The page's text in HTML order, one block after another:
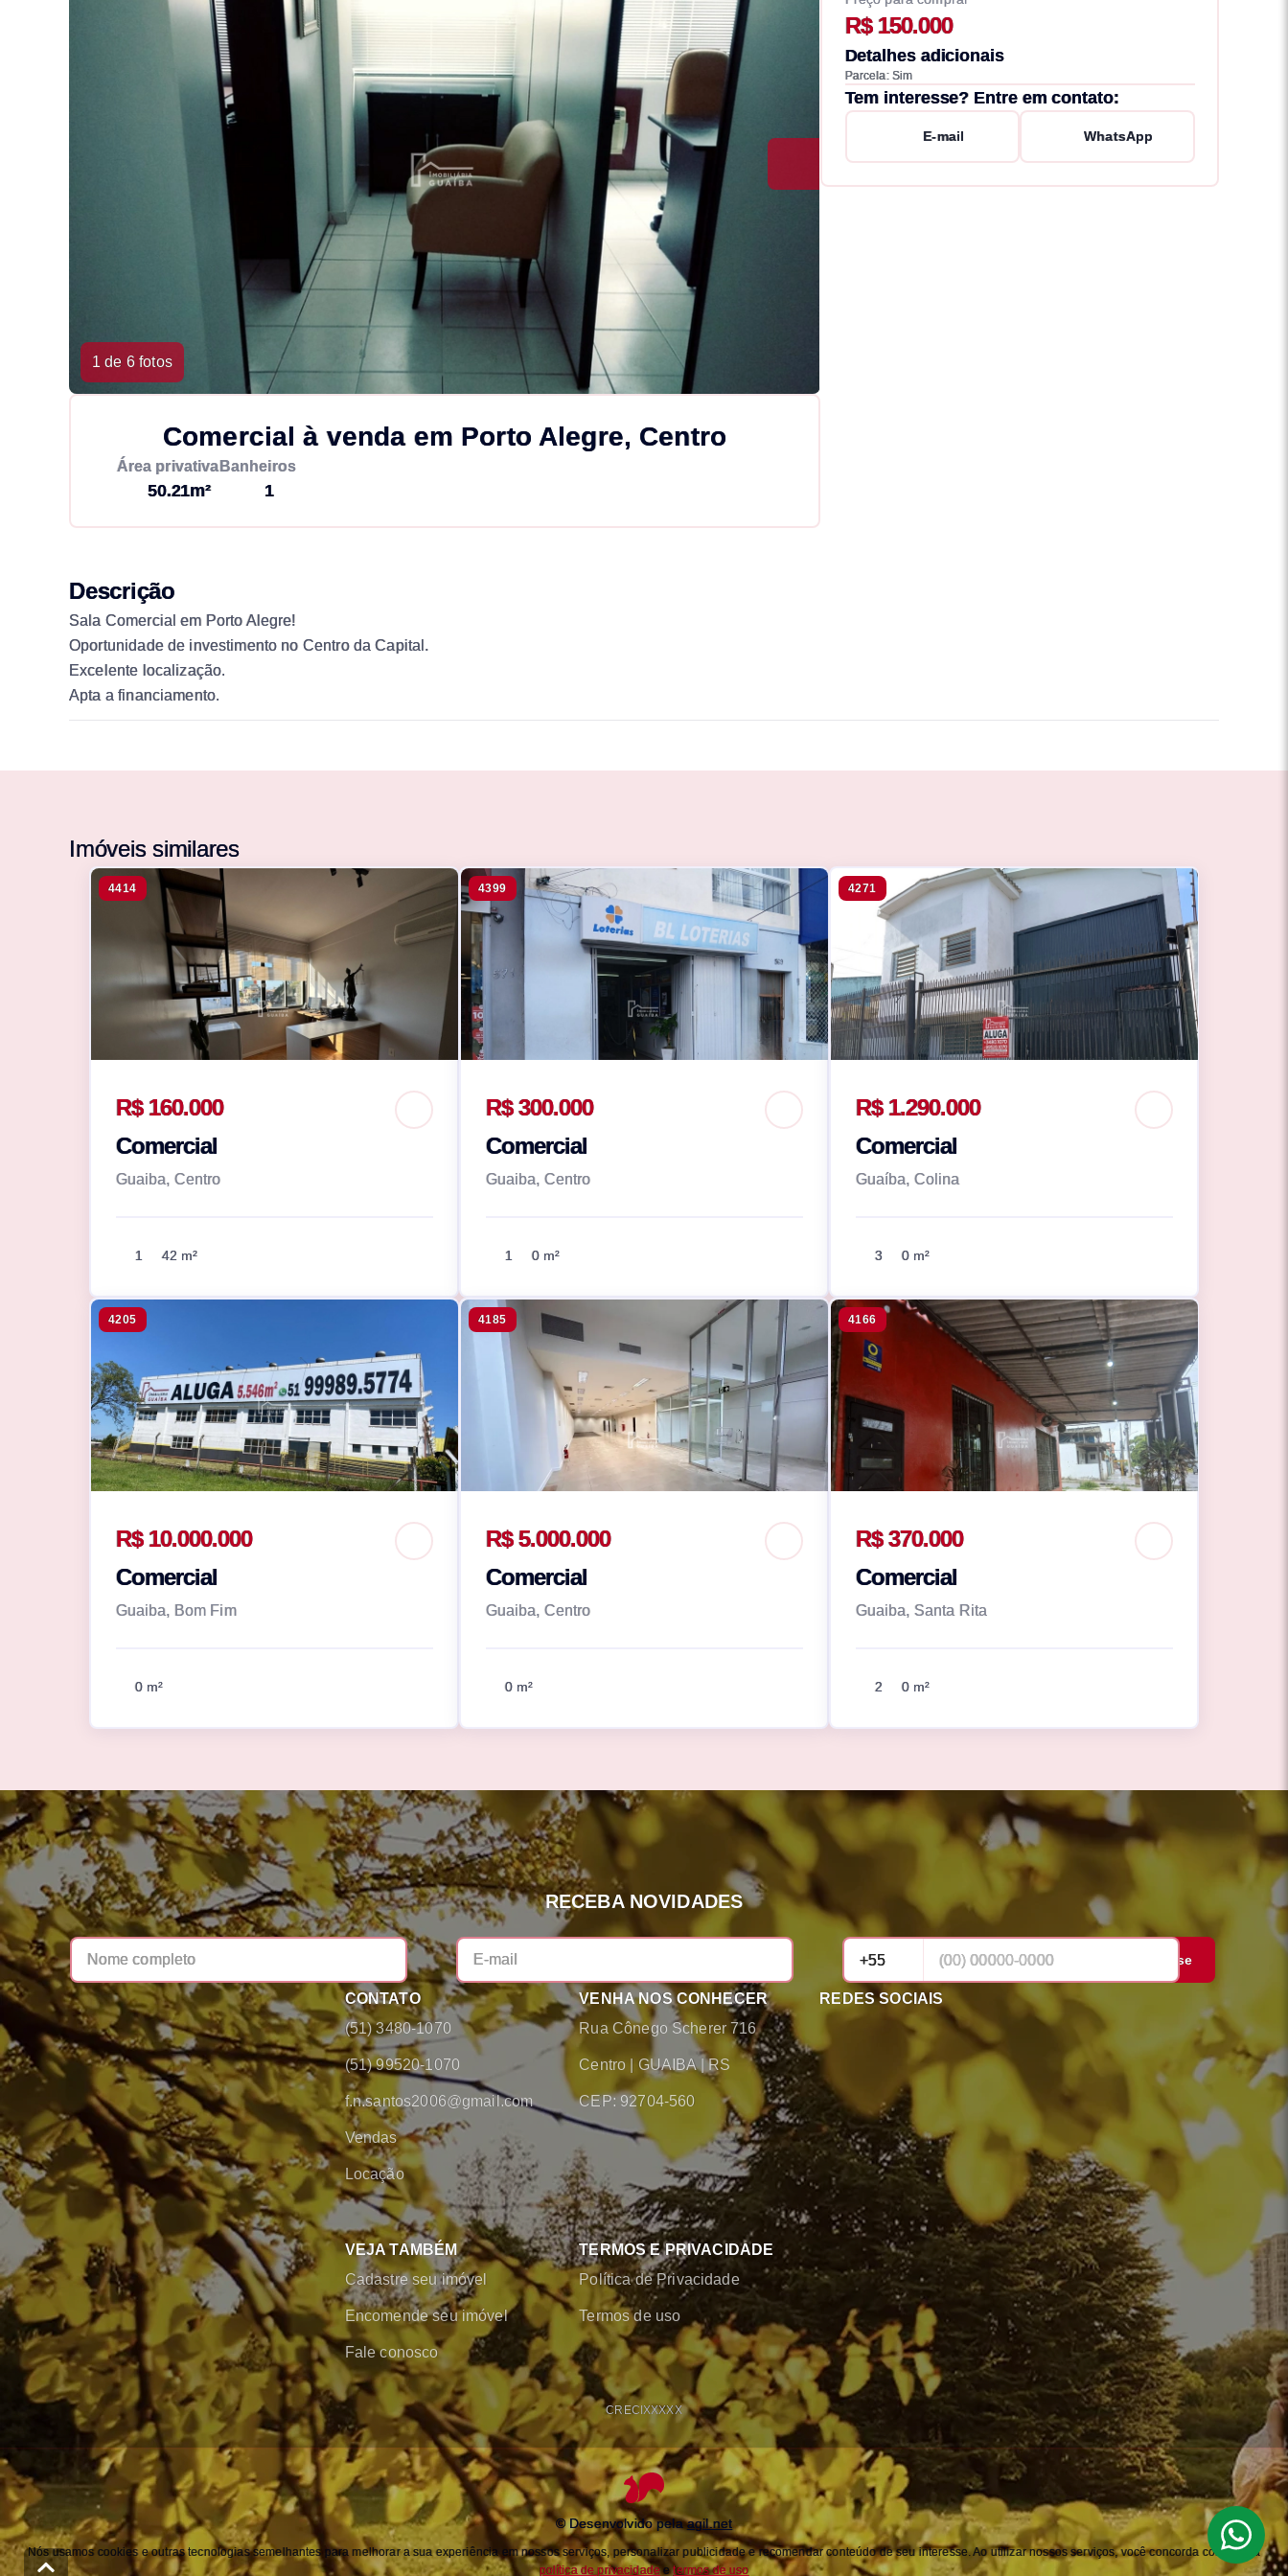
1 de 6 fotos
Comercial à venda em Porto Alegre, Centro
Área privativa
50.21m²
Banheiros
1
R$ 150.000
Detalhes adicionais
Parcela: Sim
Tem interesse? Entre em contato:
E-mail WhatsApp
Descrição
Sala Comercial em Porto Alegre!
Oportunidade de investimento no Centro da Capital.
Excelente localização.
Apta a financiamento.
Imóveis similares
4414
R$ 160.000
Comercial
Guaiba, Centro
1 42 m²
4399
R$ 300.000
Comercial
Guaiba, Centro
1 0 m²
4271
R$ 1.290.000
Comercial
Guaíba, Colina
3 0 m²
4205
R$ 10.000.000
Comercial
Guaiba, Bom Fim
0 m²
4185
R$ 5.000.000
Comercial
Guaiba, Centro
0 m²
4166
R$ 370.000
Comercial
Guaiba, Santa Rita
2 0 m²
RECEBA NOVIDADES
Cadastrar-se
CONTATO
(51) 3480-1070
(51) 99520-1070
f.n.santos2006@gmail.com
Vendas
Locação
VENHA NOS CONHECER
Rua Cônego Scherer 716
Centro GUAIBA |RS
CEP: 92704-560
REDES SOCIAIS
VEJA TAMBÉM
Cadastre seu imóvel
Encomende seu imóvel
Fale conosco
TERMOS E PRIVACIDADE
Política de Privacidade
Termos de uso
CRECI XXXXX
© Desenvolvido pelaagil.net
Nós usamos cookies e outras tecnologias semelhantes para melhorar a sua experiência em nossos serviços, personalizar publicidade e recomendar conteúdo de seu interesse. Ao utilizar nossos serviços, você concorda com nossa
política de privacidadeetermos de uso